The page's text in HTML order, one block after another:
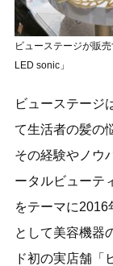
ビューステージが販
LED sonic」
ビューステージ
て生活者の髪の
その経験やノウ
ータルビューテ
をテーマに
として美容機器
ド初の実店舗「